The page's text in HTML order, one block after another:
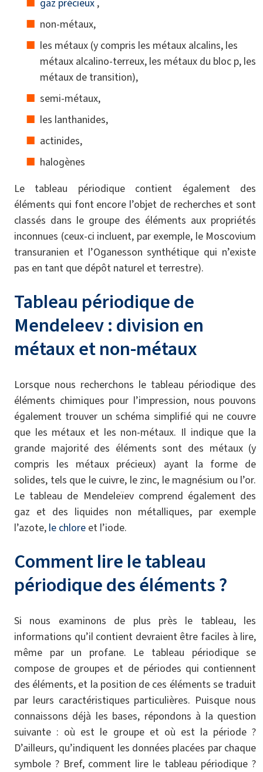
non-métaux,
les métaux (y compris les métaux alcalins, les
métaux alcalino-terreux, les métaux du bloc p, les
métaux de transition),
semi-métaux,
les lanthanides,
actinides,
halogènes
Le tableau périodique contient également des
éléments qui font encore l’objet de recherches et sont
classés dans le groupe des éléments aux propriétés
inconnues (ceux-ci incluent, par exemple, le Moscovium
transuranien et l’Oganesson synthétique qui n’existe
pas en tant que dépôt naturel et terrestre).
Tableau périodique de
Mendeleev : division en
métaux et non-métaux
Lorsque nous recherchons le tableau périodique des
éléments chimiques pour l’impression, nous pouvons
également trouver un schéma simplifié qui ne couvre
que les métaux et les non-métaux. Il indique que la
grande majorité des éléments sont des métaux (y
compris les métaux précieux) ayant la forme de
solides, tels que le cuivre, le zinc, le magnésium ou l’or.
Le tableau de Mendeleïev comprend également des
gaz et des liquides non métalliques, par exemple
l’azote, le chlore et l’iode.
Comment lire le tableau
périodique des éléments ?
Si nous examinons de plus près le tableau, les
informations qu’il contient devraient être faciles à lire,
même par un profane. Le tableau périodique se
compose de groupes et de périodes qui contiennent
des éléments, et la position de ces éléments se traduit
par leurs caractéristiques particulières. Puisque nous
connaissons déjà les bases, répondons à la question
suivante : où est le groupe et où est la période ?
D’ailleurs, qu’indiquent les données placées par chaque
symbole ? Bref, comment lire le tableau périodique ?